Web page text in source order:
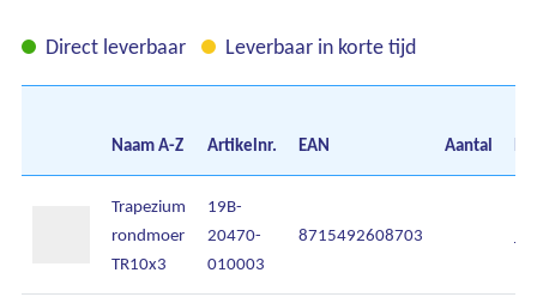
Direct leverbaar Leverbaar in korte tijd
NaamA-Z Artikelnr. EAN Aantal
Trapezium
rondmoer
TR10x3
19B-
20470-
010003
8715492608703